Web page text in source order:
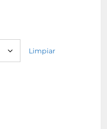
Limpiar